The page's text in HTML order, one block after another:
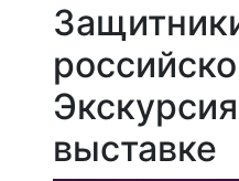
выставке